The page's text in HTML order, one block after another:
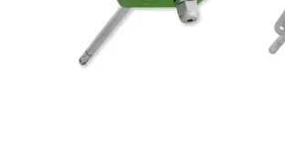
en temperatuur
(leverbaar tot
september 2026)